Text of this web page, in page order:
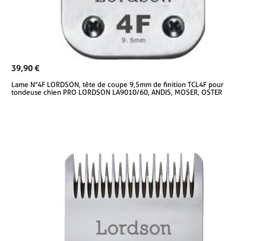
39,90 €
Lame N°4F LORDSON, tête de coupe 9,5mm de finition TCL4F pour
tondeuse chien PRO LORDSON LA9010/60, ANDIS, MOSER, OSTER